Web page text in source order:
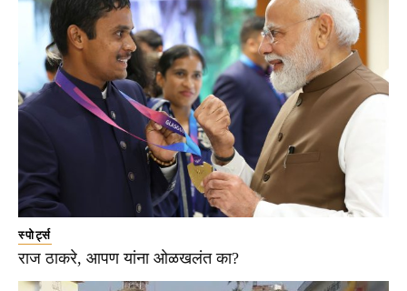
स्पोर्ट्स
राज ठाकरे, आपण यांना ओळखलंत का?